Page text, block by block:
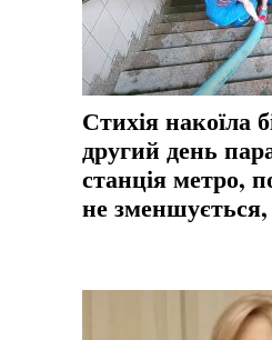
Стихія накоїла
другий день
станція метро,
не зменшується,